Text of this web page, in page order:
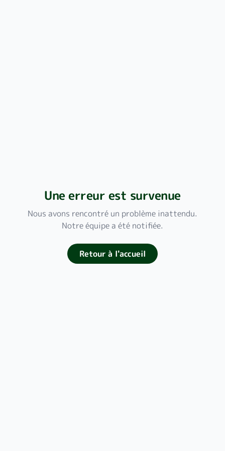
Une erreur est survenue
Nous avons rencontré un problème inattendu.
Notre équipe a été notifiée.
Retour à l'accueil